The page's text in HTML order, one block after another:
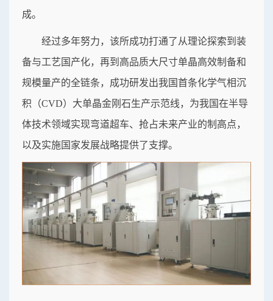
成。
经过多年努力，该所成功打通了从理论探索到装
备与工艺国产化，再到高品质大尺寸单晶高效制备和
规模量产的全链条，成功研发出我国首条化学气相沉
积（CVD）大单晶金刚石生产示范线，为我国在半导
体技术领域实现弯道超车、抢占未来产业的制高点，
以及实施国家发展战略提供了支撑。